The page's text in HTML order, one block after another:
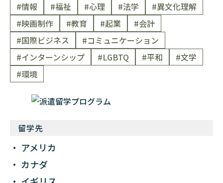
#情報
#福祉 #心理 #法学
#異文化理解
#映画制作
#教育 #起業
#会計
#国際ビジネス
#コミュニケーション
#インターンシップ
#LGBTQ #平和
#文学
#環境
留学先
アメリカ
カナダ